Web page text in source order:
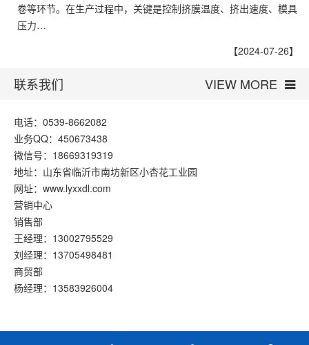
卷等环节。在生产过程中，关键是控制挤膜温度、挤出速度、模具
压力…
【2024-07-26】
联系我们 VIEW MORE
电话：0539-8662082
业务QQ：450673438
微信号：18669319319
地址：山东省临沂市南坊新区小杏花工业园
网址：www.lyxxdl.com
营销中心
销售部
王经理：13002795529
刘经理：13705498481
商贸部
杨经理：13583926004